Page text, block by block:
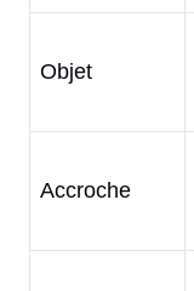
Objet
Accroche